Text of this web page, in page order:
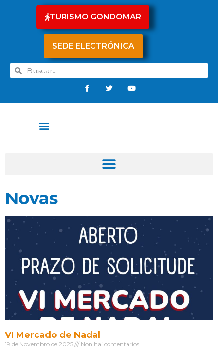
TURISMO GONDOMAR
SEDE ELECTRÓNICA
Novas
VI Mercado de Nadal
19 de Novembro de 2025 Non hai comentarios